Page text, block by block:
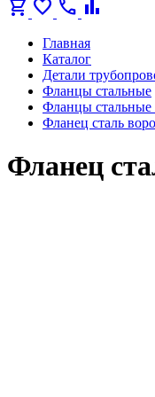
shopping_cart favorite call bar_chart
Главная
Каталог
Детали
Фланцы стальные
Фланцы стальные
Фланец сталь
Фланец